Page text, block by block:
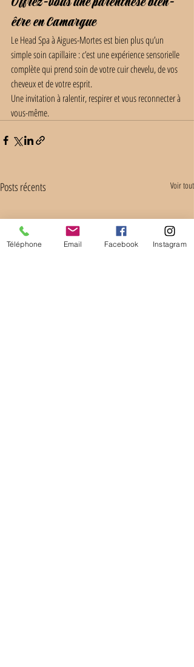
être en Camargue
Le Head Spa à Aigues-Mortes est bien plus qu’un
simple soin capillaire : c’est une expérience sensorielle
complète qui prend soin de votre cuir chevelu, de vos
cheveux et de votre esprit.
Une invitation à ralentir, respirer et vous reconnecter à
vous-même.
Posts récents Voir tout
Téléphone Email Facebook Instagram